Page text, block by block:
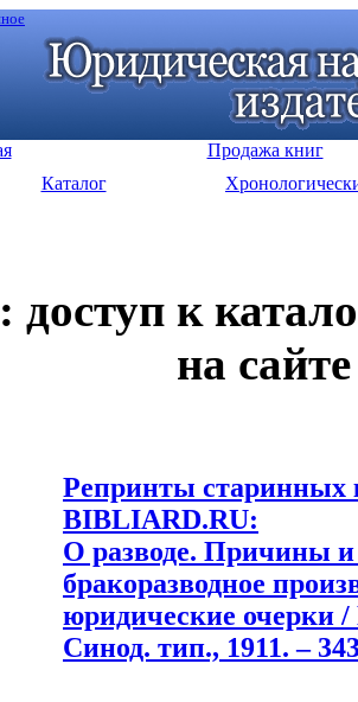
Продажа книг
Каталог
доступ к
на
Репринты старинных
BIBLIARD.RU:
О разводе. Причины и
бракоразводное
юридические очерки
Синод. тип., 1911. –